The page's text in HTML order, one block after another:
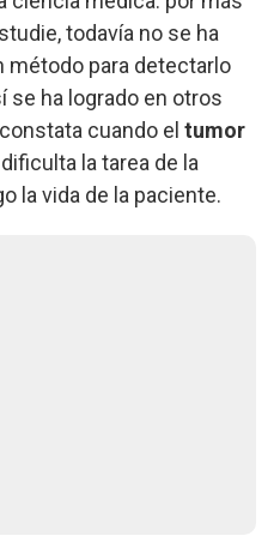
todavía no se ha
método para detectarlo
se ha logrado en otros
cuando el tumor
la tarea de la
la vida de la paciente.